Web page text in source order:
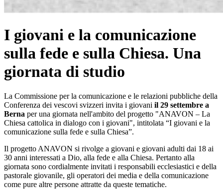
I giovani e la comunicazione
sulla fede e sulla Chiesa. Una
giornata di studio
La Commissione per la comunicazione e le relazioni pubbliche della
Conferenza dei vescovi svizzeri invita i giovani il 29 settembre a
Berna per una giornata nell'ambito del progetto "ANAVON – La
Chiesa cattolica in dialogo con i giovani", intitolata “I giovani e la
comunicazione sulla fede e sulla Chiesa”.
Il progetto ANAVON si rivolge a giovani e giovani adulti dai 18 ai
30 anni interessati a Dio, alla fede e alla Chiesa. Pertanto alla
giornata sono cordialmente invitati i responsabili ecclesiastici e della
pastorale giovanile, gli operatori dei media e della comunicazione
come pure altre persone attratte da queste tematiche.